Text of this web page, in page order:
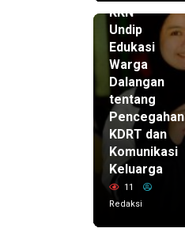
KKN
Undip
Edukasi
Warga
Dalangan
tentang
Pencegahan
KDRT dan
Komunikasi
Keluarga
11
Redaksi